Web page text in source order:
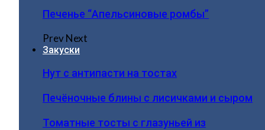
Печенье “Апельсиновые ромбы”
PrevNext
Закуски
Нут с антипасти на тостах
Печёночные блины с лисичками и сыром
Томатные тосты с глазуньей из